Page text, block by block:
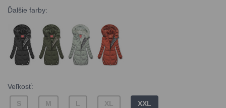
Ďalšie farby:
Veľkosť:
S M L XL XXL